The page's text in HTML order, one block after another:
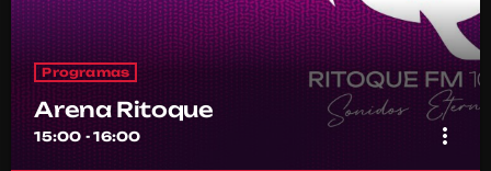
Programas
Arena Ritoque
15:00 - 16:00 more_vert